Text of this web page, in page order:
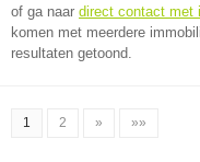
of ga naar direct contact met
komen met meerdere
resultaten getoond.
1 2 » »»